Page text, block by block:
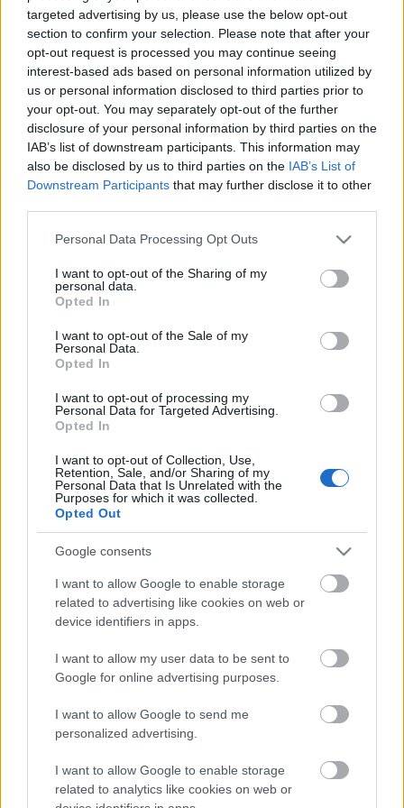
targeted advertising by us, please use the below opt-out
section to confirm your selection. Please note that after your
opt-out request is processed you may continue seeing
interest-based ads based on personal information utilized by
us or personal information disclosed to third parties prior to
your opt-out. You may separately opt-out of the further
disclosure of your personal information by third parties on the
IAB’s list of downstream participants. This information may
also be disclosed by us to third parties on the IAB’s List of
Downstream Participants that may further disclose it to other
Please note that this website/app uses one or more Google
not limited to your visit or usage behaviour. You may click to
grant or deny consent to Google and its third-party tags to
use your data for below specified purposes in below Google
consent section.
Personal Data Processing Opt Outs
I want to opt-out of the Sharing of my
personal data.
Opted In
I want to opt-out of the Sale of my
Personal Data.
Opted In
I want to opt-out of processing my
Personal Data for Targeted Advertising.
Opted In
I want to opt-out of Collection, Use,
Retention, Sale, and/or Sharing of my
Personal Data that Is Unrelated with the
Purposes for which it was collected.
Opted Out
Google consents
I want to allow Google to enable storage
related to advertising like cookies on web or
device identifiers in apps.
I want to allow my user data to be sent to
Google for online advertising purposes.
I want to allow Google to send me
personalized advertising.
I want to allow Google to enable storage
related to analytics like cookies on web or
el centro de la defensa de Osasuna a Aridane Hernández.
El canario se ha pasado la mayor parte de la temporada
lesionado y sólo ha disputado 9 partidos -6 como titular- en
los que ha sumado un total de 24 puntos. Contra el Alavés
tendrá una buena oportunidad para mejorar sus números y
tiene un valor de 1,4 millones.
Domingos Duarte (Granada, defensa, 1.260.000)
El central portugués está de vuelta tras un primer tramo de
temporada irregular y lleno de problemas físicos, y ya es
una pieza fundamental en la defensa rojiblanca. Tras su
últimos tres partidos en los que ha sumado 7, 2 y 5 puntos.
Esta jornada tendrá un duelo complicado ante el Sevilla,
como duelos y despejes.
De la mano de Sergio, el Cádiz ha mejorado en juego y
Carlos Akapo ocupa el lateral derecho y está rindiendo a
buen nivel. El hispano-guineano ha sumado 15 puntos en
los dos últimos encuentros sin marcar gol o asistir.
El consejo de compra Comunio de la semana: Diego
Cada semana os presentamos un
jugador que no está en muchas
puede esperar un aumento de
valor de mercado a corto o medio
a Diego Rico, jugador de la Real
Sociedad.
Gerard Gumbau (Elche, centrocampista, 1.130.000)